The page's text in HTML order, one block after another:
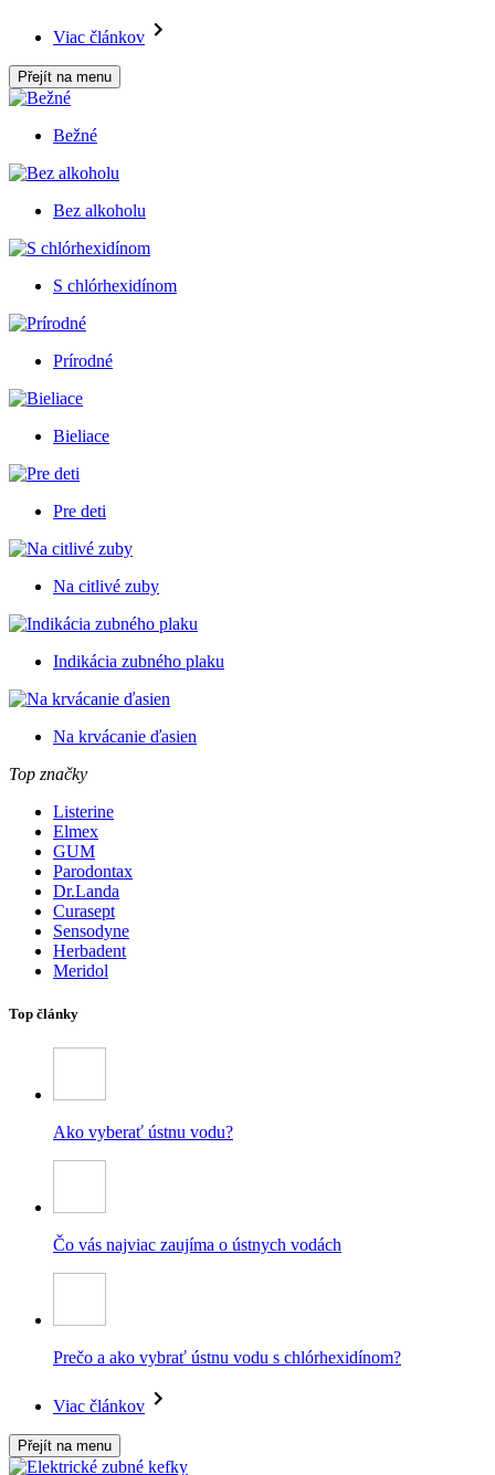
Viac článkov
Přejít na menu
Bežné
Bez alkoholu
S chlórhexidínom
Prírodné
Bieliace
Pre deti
Na citlivé zuby
Indikácia zubného plaku
Na krvácanie ďasien
Top značky
Listerine
Elmex
GUM
Parodontax
Dr.Landa
Curasept
Sensodyne
Herbadent
Meridol
Top články
Ako vyberať ústnu vodu?
Čo vás najviac zaujíma o ústnych vodách
Prečo a ako vybrať ústnu vodu s chlórhexidínom?
Viac článkov
Přejít na menu